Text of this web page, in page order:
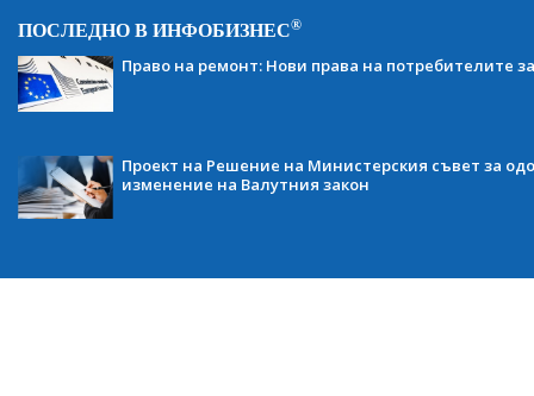
ПОСЛЕДНО В ИНФОБИЗНЕС®
Право на ремонт: Нови права на потребителите
Проект на Решение на Министерския съвет за
изменение на Валутния закон